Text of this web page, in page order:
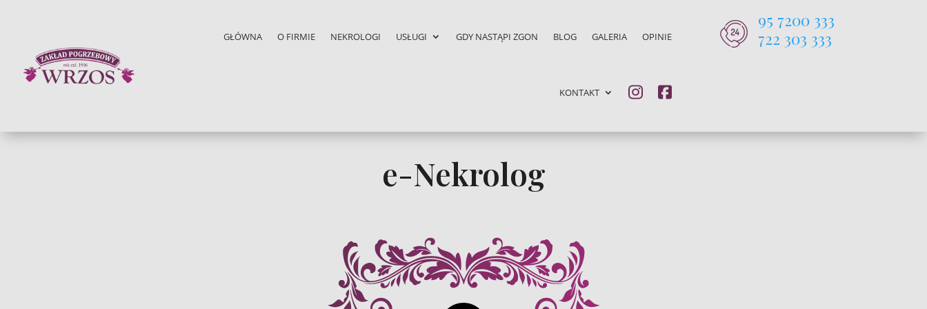
GŁÓWNA O FIRMIE NEKROLOGI USŁUGI GDY NASTĄPI ZGON BLOG GALERIA OPINIE
KONTAKT
95 7200 333
722 303 333
e-Nekrolog